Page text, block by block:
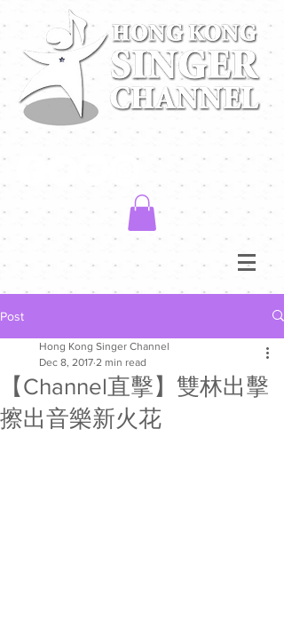
Post
【Channel直擊】雙林出擊
擦出音樂新火花
Hong Kong Singer Channel
Dec 8, 2017 2 min read